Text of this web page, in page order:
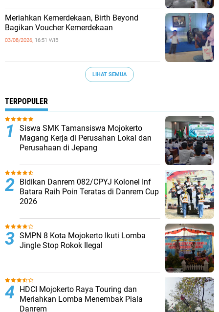
Meriahkan Kemerdekaan, Birth Beyond
Bagikan Voucher Kemerdekaan
03/08/2026, 16:51 WIB
LIHAT SEMUA
TERPOPULER
Siswa SMK Tamansiswa Mojokerto
Magang Kerja di Perusahan Lokal dan
Perusahaan di Jepang
Bidikan Danrem 082/CPYJ Kolonel Inf
Batara Raih Poin Teratas di Danrem Cup
2026
SMPN 8 Kota Mojokerto Ikuti Lomba
Jingle Stop Rokok Ilegal
HDCI Mojokerto Raya Touring dan
Meriahkan Lomba Menembak Piala
Danrem